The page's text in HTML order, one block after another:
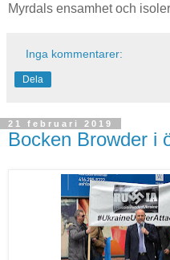
Myrdals ensamhet och
Inga kommentarer:
Dela
21 februari 2019
Bocken Browder i